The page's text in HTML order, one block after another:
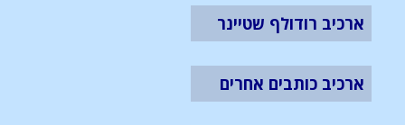
ארכיב רודולף שטיינר
ארכיב כותבים אחרים